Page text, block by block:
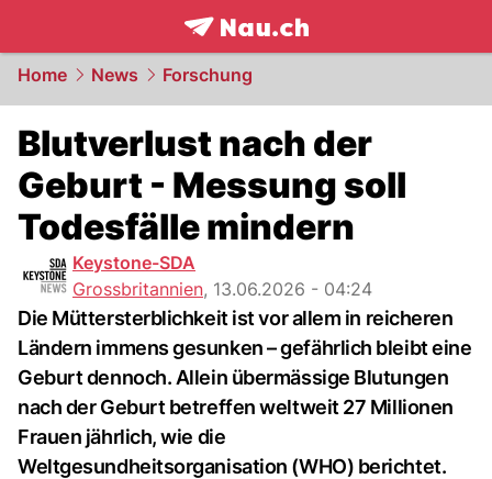
frontpage.NAU.ch
Home News Forschung
Blutverlust nach der
Geburt - Messung soll
Todesfälle mindern
Keystone-SDA
Grossbritannien, 13.06.2026 - 04:24
Die Müttersterblichkeit ist vor allem in reicheren
Ländern immens gesunken – gefährlich bleibt eine
Geburt dennoch. Allein übermässige Blutungen
nach der Geburt betreffen weltweit 27 Millionen
Frauen jährlich, wie die
Weltgesundheitsorganisation (WHO) berichtet.